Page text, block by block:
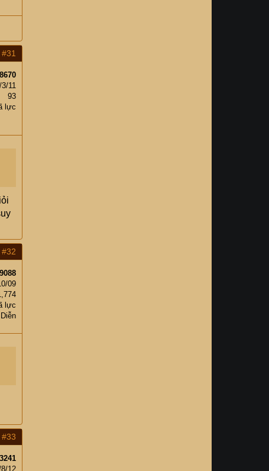
#31
3/11
93
lực
#32
09
lực
#33
8/12